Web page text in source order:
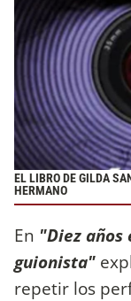
EL LIBRO DE GILDA
HERMANO
En "Diez años
guionista"
repetir los